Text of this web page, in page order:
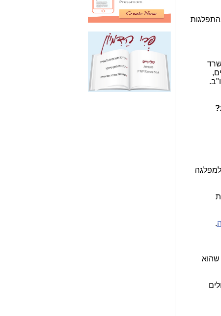
.
שהוא
תיק לביבי והעלמת
החשודים הנכונים -כאן
4000 התפור"
התמוטטה היום
בניצחון (כפול) של בזק
-
כאן
הפכו לפתע לטובת